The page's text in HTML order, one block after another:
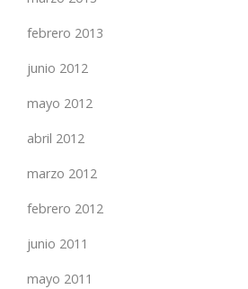
febrero 2013
junio 2012
mayo 2012
abril 2012
marzo 2012
febrero 2012
junio 2011
mayo 2011